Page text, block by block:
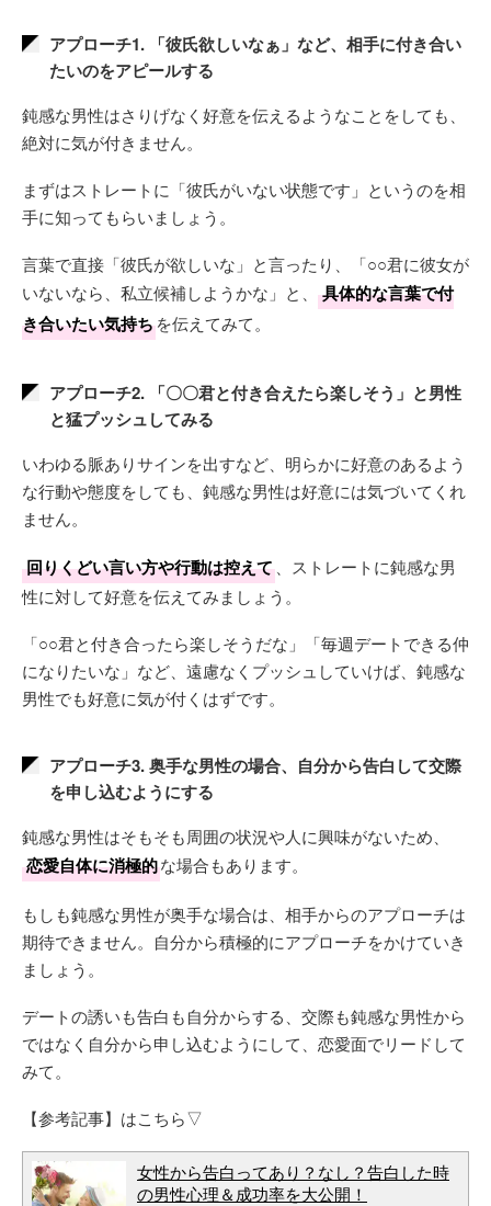
アプローチ1. 「彼氏欲しいなぁ」など、相手に付き合い
たいのをアピールする
鈍感な男性はさりげなく好意を伝えるようなことをしても、
絶対に気が付きません。
まずはストレートに「彼氏がいない状態です」というのを相
手に知ってもらいましょう。
言葉で直接「彼氏が欲しいな」と言ったり、「○○君に彼女が
いないなら、私立候補しようかな」と、
具体的な言葉で付
き合いたい気持ちを伝えてみて。
アプローチ2. 「〇〇君と付き合えたら楽しそう」と男性
と猛プッシュしてみる
いわゆる脈ありサインを出すなど、明らかに好意のあるよう
な行動や態度をしても、鈍感な男性は好意には気づいてくれ
ません。
回りくどい言い方や行動は控えて 、ストレートに鈍感な男
性に対して好意を伝えてみましょう。
「○○君と付き合ったら楽しそうだな」「毎週デートできる仲
になりたいな」など、遠慮なくプッシュしていけば、鈍感な
男性でも好意に気が付くはずです。
アプローチ3. 奥手な男性の場合、自分から告白して交際
を申し込むようにする
鈍感な男性はそもそも周囲の状況や人に興味がないため、
恋愛自体に消極的な場合もあります。
もしも鈍感な男性が奥手な場合は、相手からのアプローチは
期待できません。自分から積極的にアプローチをかけていき
ましょう。
デートの誘いも告白も自分からする、交際も鈍感な男性から
ではなく自分から申し込むようにして、恋愛面でリードして
みて。
【参考記事】はこちら▽
女性から告白ってあり？なし？告白した時
の男性心理＆成功率を大公開！